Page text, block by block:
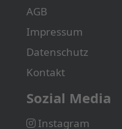
AGB
Impressum
Datenschutz
Kontakt
Sozial Media
Instagram